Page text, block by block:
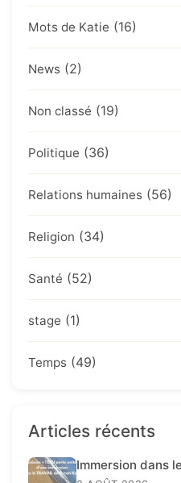
Mots de Katie (16)
News (2)
Non classé (19)
Politique (36)
Relations humaines (56)
Religion (34)
Santé (52)
stage (1)
Temps (49)
Articles récents
Immersion dans